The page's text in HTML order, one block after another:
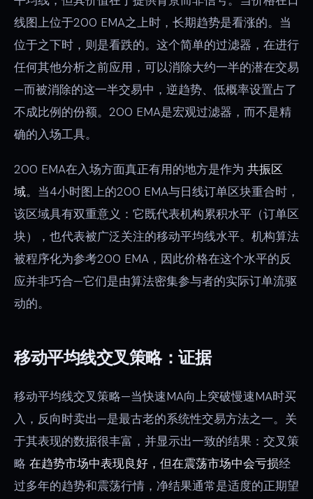
线图上位于200 EMA之上时，长期趋势是看涨的。当
位于之下时，则是看跌的。这个简单的过滤器，在进行
任何其他分析之前应用，可以消除大约一半的潜在交易
—而被消除的这一半交易中，逆趋势、低概率设置占了
不成比例的份额。200 EMA是宏观过滤器，而不是精
确的入场工具。
200 EMA在入场方面真正有用的地方是作为 共振区
域。当4小时图上的200 EMA与日线订单区块重合时，
该区域具有双重意义：它既代表机构累积水平（订单区
块），也代表被广泛关注的移动平均线水平。机构算法
被程序化为参考200 EMA，因此价格在这个水平的反
应并非巧合—它们是由算法密集参与者的实际订单流驱
动的。
移动平均线交叉策略：证据
移动平均线交叉策略—当快速MA向上突破慢速MA时买
入，反向时卖出—是最古老的系统性交易方法之一。关
于其表现的数据很丰富，并显示出一致的结果：交叉策
略 在趋势市场中表现良好，但在震荡市场中会亏损经
过多年的趋势和震荡行情，净结果通常是适度的正期望